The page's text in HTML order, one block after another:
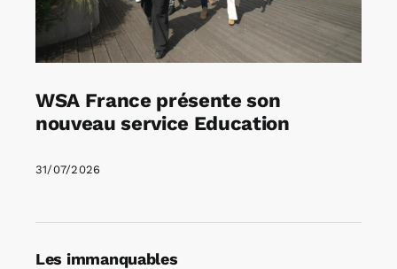
WSA France présente son
nouveau service Education
31/07/2026
Les immanquables